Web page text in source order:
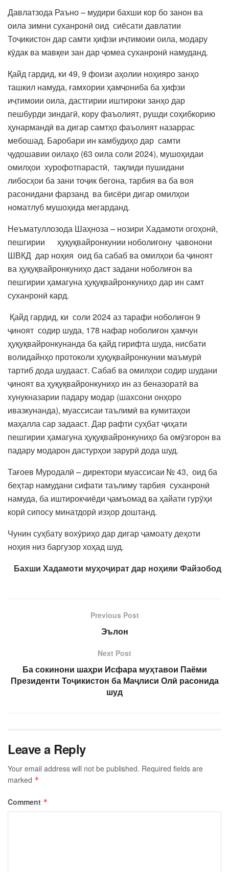
Давлатзода Раъно–мудири бахши кор бо занон ва
оила зимни суханронӣ оид сиёсати давлатии
Тоҷикистон дар самти ҳифзи иҷтимоии оила, модару
кӯдак ва мавқеи зан дар ҷомеа суханронӣ намуданд.
Қайд гардид, ки 49, 9 фоизи аҳолии ноҳияро занҳо
ташкил намуда, ғамхории ҳамҷониба ба ҳифзи
иҷтимоии оила, дастгирии иштироки занҳо дар
пешбурди зиндагӣ, кору фаъолият, рушди соҳибкорию
ҳунармандӣ ва дигар самтҳо фаъолият назаррас
мебошад. Баробари ин камбудиҳо дар самти
ҷудошавии оилаҳо (63 оила соли 2024), мушоҳидаи
омилҳои хурофотпарастӣ, тақлиди пушидани
либосҳои ба зани тоҷик бегона, тарбия ва ба воя
расонидани фарзанд ва бисёри дигар омилҳои
номатлуб мушоҳида мегарданд.
Неъматуллозода Шаҳноза–нозири Хадамоти огоҳонӣ,
пешгирии ҳуқуқвайронкунии ноболиғону ҷавонони
ШВКД дар ноҳия оид ба сабаб ва омилҳои ба ҷиноят
ва ҳуқуқвайронкуниҳо даст задани ноболиғон ва
пешгирии ҳамагуна ҳуқуқвайронкуниҳо дар ин самт
суханронӣ кард.
Қайд гардид, ки соли 2024 аз тарафи ноболиғон 9
ҷиноят содир шуда, 178 нафар ноболиғон ҳамчун
ҳуқуқвайронкунанда ба қайд гирифта шуда, нисбати
волидайнҳо протоколи ҳуқуқвайронкунии маъмурӣ
тартиб дода шудааст. Сабаб ва омилҳои содир шудани
ҷиноят ва ҳуқуқвайронкуниҳо ин аз беназоратӣ ва
хунукназарии падару модар (шахсони онҳоро
ивазкунанда), муассисаи таълимӣ ва кумитаҳои
маҳалла сар задааст. Дар рафти суҳбат ҷиҳати
пешгирии ҳамагуна ҳуқуқвайронкуниҳо ба омӯзгорон ва
падару модарон дастурҳои зарурӣ дода шуд.
Тағоев Муродалӣ –директори муассисаи № 43, оид ба
беҳтар намудани сифати таълиму тарбия суханронӣ
намуда, ба иштирокчиёди ҷамъомад ва ҳайати гурӯҳи
корӣ сипосу минатдорӣ изҳор доштанд.
Чунин суҳбату вохӯриҳо дар дигар ҷамоату деҳоти
ноҳия низ баргузор хоҳад шуд.
Бахши Хадамоти муҳоҷират дар ноҳияи Файзобод
Previous Post
Эълон
Next Post
Ба сокинони шаҳри Исфара муҳтавои Паёми
Президенти Тоҷикистон ба Маҷлиси Олӣ расонида
шуд
Leave a Reply
Your email address will not be published. Required fields are
marked *
Comment *